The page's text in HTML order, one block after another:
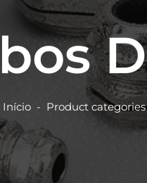
Início - Product categories